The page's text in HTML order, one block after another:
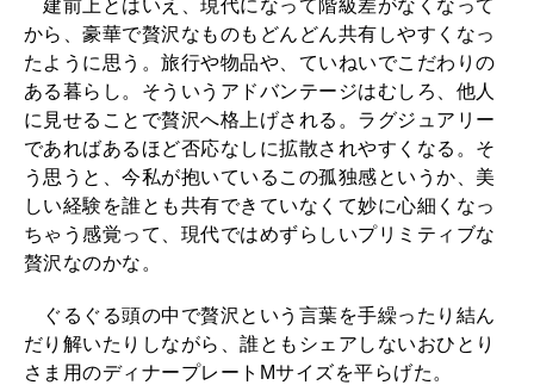
建前上とはいえ、現代になって階級差がなくなって
から、豪華で贅沢なものもどんどん共有しやすくなっ
たように思う。旅行や物品や、ていねいでこだわりの
ある暮らし。そういうアドバンテージはむしろ、他人
に見せることで贅沢へ格上げされる。ラグジュアリー
であればあるほど否応なしに拡散されやすくなる。そ
う思うと、今私が抱いているこの孤独感というか、美
しい経験を誰とも共有できていなくて妙に心細くなっ
ちゃう感覚って、現代ではめずらしいプリミティブな
贅沢なのかな。
ぐるぐる頭の中で贅沢という言葉を手繰ったり結ん
だり解いたりしながら、誰ともシェアしないおひとり
さま用のディナープレートMサイズを平らげた。